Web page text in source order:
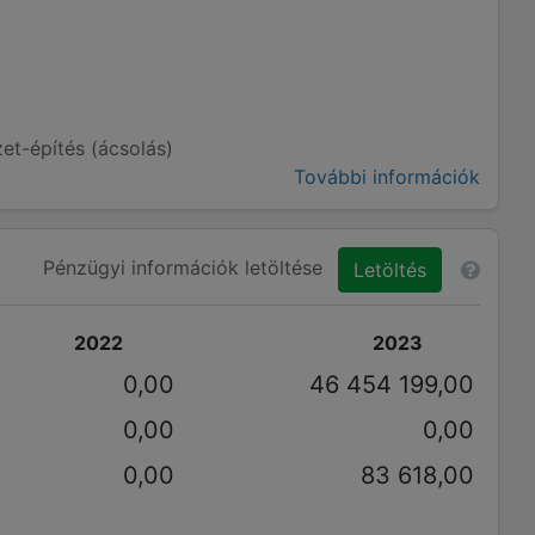
építés (ácsolás)
További információk
Pénzügyi információk letöltése Letöltés
2022 2023
0,00
46 454 199,00
0,00
0,00
0,00
83 618,00